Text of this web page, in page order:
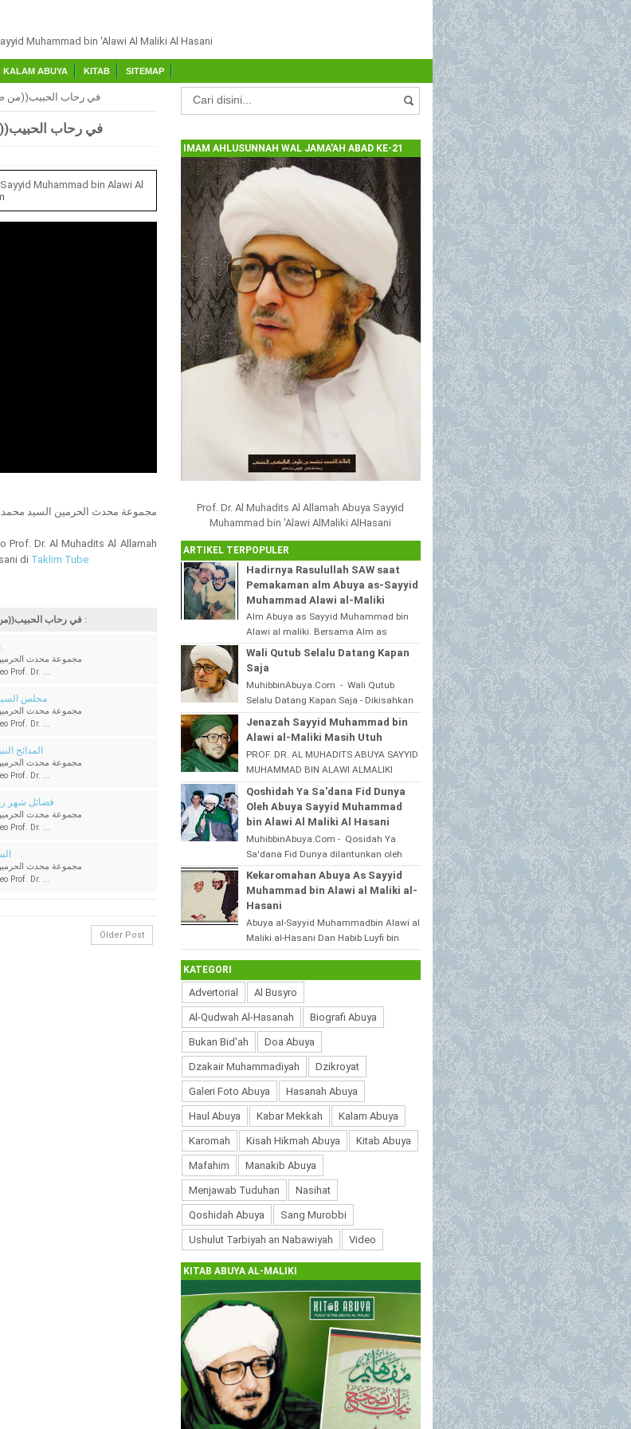
Muhammad bin 'Alawi Al Maliki Al Hasani
KALAM ABUYA KITAB SITEMAP
في رحاب الحبيب((من
في رحاب
Muhammad bin Alawi Al
مجموعة محدث الحرمين السيد
Prof. Dr. Al Muhadits Al Allamah
di Taklim Tube
Artikel Terkait في رحاب الحبيب((من صور الرضاع/فضل الزياره النبويه))4/4 :
تفسير قوله تعالى...ولو أنهم إذ ظلموا أنفسهم..
مجموعة محدث
Prof. Dr. ...
مجلس السيد محمد
مجموعة محدث
Prof. Dr. ...
المدائح
مجموعة محدث
Prof. Dr. ...
فضائل شهر
مجموعة محدث
Prof. Dr. ...
السيرة
مجموعة محدث
Prof. Dr. ...
Older Post
IMAM AHLUSUNNAH WAL JAMA'AH ABAD KE-21
Prof. Dr. Al Muhadits Al Allamah Abuya Sayyid
Muhammad bin 'Alawi AlMaliki AlHasani
ARTIKEL TERPOPULER
Hadirnya Rasulullah SAW saat
Pemakaman alm Abuya as-Sayyid
Muhammad Alawi al-Maliki
Alm Abuya as Sayyid Muhammad bin
Alawi al maliki. Bersama Alm as
Syaekh KH. HASAN IRAQIE, Ponpes Al
Haramain duwa' pote Sampang
Madura...
Wali Qutub Selalu Datang Kapan
Saja
MuhibbinAbuya.Com - Wali Qutub
Selalu Datang Kapan Saja - Dikisahkan
dari salah satu santri beliau yang
tinggal dijawa timur,bahwas...
Jenazah Sayyid Muhammad bin
Alawi al-Maliki Masih Utuh
PROF. DR. AL MUHADITS ABUYA SAYYID
MUHAMMAD BIN ALAWI ALMALIKI
ALHASANI MuhibbinAbuya.Com -
Jenazah Sayyid Muhammad bin Alawi
al-Malik...
Qoshidah Ya Sa'dana Fid Dunya
Oleh Abuya Sayyid Muhammad
bin Alawi Al Maliki Al Hasani
MuhibbinAbuya.Com - Qosidah Ya
Sa'dana Fid Dunya dilantunkan oleh
Abuya As Sayyid Muhammad Alawi Al
Maliki Al Hasani ra. Qoshidah beri...
Kekaromahan Abuya As Sayyid
Muhammad bin Alawi al Maliki al-
Hasani
Abuya al-Sayyid Muhammadbin Alawi al
Maliki al-Hasani Dan Habib Luyfi bin
Yahya pekalongan MuhibbinAbuya.Com
KATEGORI
Advertorial Al Busyro
Al-Qudwah Al-Hasanah Biografi Abuya
Bukan Bid'ah Doa Abuya
Dzakair Muhammadiyah Dzikroyat
Galeri Foto Abuya Hasanah Abuya
Haul Abuya Kabar Mekkah Kalam Abuya
Karomah Kisah Hikmah Abuya Kitab Abuya
Mafahim Manakib Abuya
Menjawab Tuduhan Nasihat
Qoshidah Abuya Sang Murobbi
Ushulut Tarbiyah an Nabawiyah Video
KITAB ABUYA AL-MALIKI